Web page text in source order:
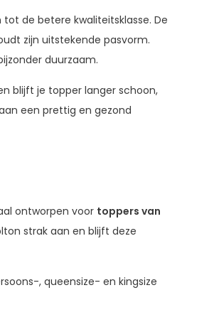
de betere kwaliteitsklasse. De
zijn uitstekende pasvorm.
duurzaam.
blijft je topper langer schoon,
een prettig en gezond
ontworpen voor toppers van
strak aan en blijft deze
, queensize- en kingsize